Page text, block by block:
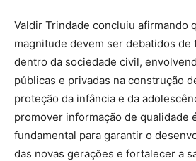
Valdir Trindade concluiu afirmando
magnitude devem ser debatidos de
dentro da sociedade civil,
públicas e privadas na construção
proteção da infância e da
promover informação de qualidade
fundamental para garantir o
das novas gerações e fortalecer a